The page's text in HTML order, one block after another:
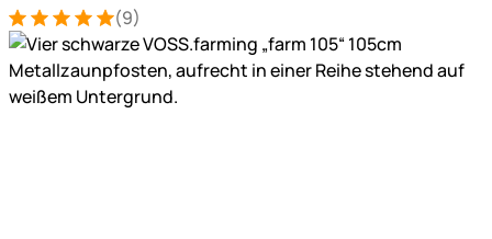
Bewertung: 5 von 5 (9 Bewertungen)
9 Bewertungen
(9)
Produktgalerie